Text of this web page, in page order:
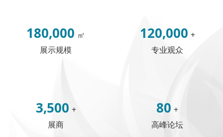
180,000 ㎡
展示规模
120,000 +
专业观众
3,500 +
展商
80 +
高峰论坛